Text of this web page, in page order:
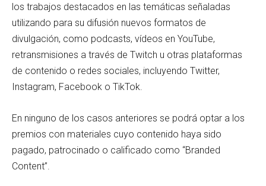
los trabajos destacados en las temáticas señaladas
utilizando para su difusión nuevos formatos de
divulgación, como podcasts, vídeos en YouTube,
retransmisiones a través de Twitch u otras plataformas
de contenido o redes sociales, incluyendo Twitter,
Instagram, Facebook o TikTok.
En ninguno de los casos anteriores se podrá optar a los
premios con materiales cuyo contenido haya sido
pagado, patrocinado o calificado como “Branded
Content”.